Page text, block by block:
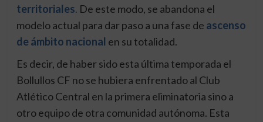
territoriales. De este modo, se abandona el
modelo actual para dar paso a una fase de ascenso
de ámbito nacional en su totalidad.
Es decir, de haber sido esta última temporada el
Bollullos CF no se hubiera enfrentado al Club
Atlético Central en la primera eliminatoria sino a
otro equipo de otra comunidad autónoma. Esta